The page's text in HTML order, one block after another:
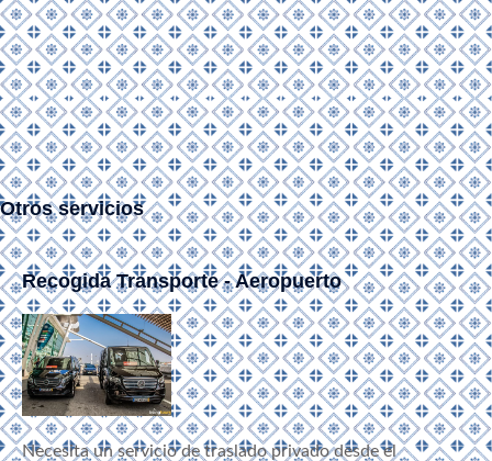
Otros servicios
Recogida Transporte - Aeropuerto
Necesita un servicio de traslado privado desde el